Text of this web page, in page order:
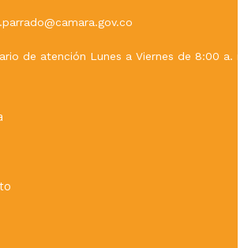
de atención Lunes a Viernes de 8:00 a.